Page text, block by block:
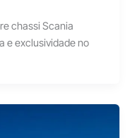
chassi Scania
e exclusividade no